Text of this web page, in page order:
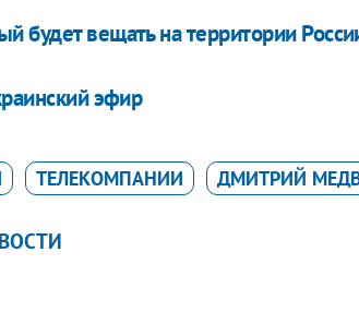
будет вещать на территории
эфир
ТЕЛЕКОМПАНИИ ДМИТРИЙ